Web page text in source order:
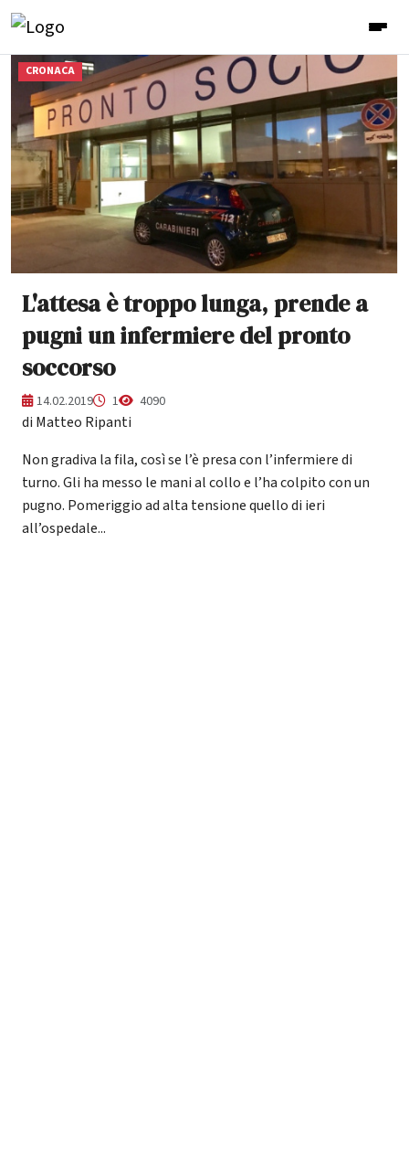
CRONACA
L'attesa è troppo lunga, prende a
pugni un infermiere del pronto
soccorso
14.02.2019 1 4090
di Matteo Ripanti
Non gradiva la fila, così se l’è presa con l’infermiere di
turno. Gli ha messo le mani al collo e l’ha colpito con un
pugno. Pomeriggio ad alta tensione quello di ieri
all’ospedale...